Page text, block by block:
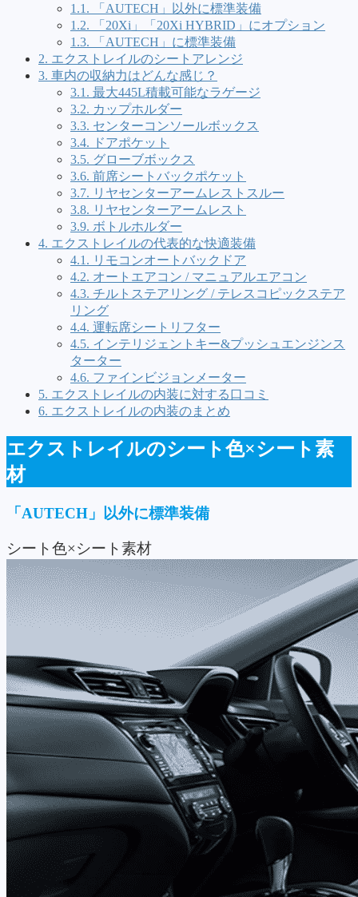
1.1. 「AUTECH」以外に標準装備
1.2. 「20Xi」「20Xi HYBRID」にオプション
1.3. 「AUTECH」に標準装備
2. エクストレイルのシートアレンジ
3. 車内の収納力はどんな感じ？
3.1. 最大445L積載可能なラゲージ
3.2. カップホルダー
3.3. センターコンソールボックス
3.4. ドアポケット
3.5. グローブボックス
3.6. 前席シートバックポケット
3.7. リヤセンターアームレストスルー
3.8. リヤセンターアームレスト
3.9. ボトルホルダー
4. エクストレイルの代表的な快適装備
4.1. リモコンオートバックドア
4.2. オートエアコン / マニュアルエアコン
4.3. チルトステアリング / テレスコピックステア
リング
4.4. 運転席シートリフター
4.5. インテリジェントキー&プッシュエンジンス
ターター
4.6. ファインビジョンメーター
5. エクストレイルの内装に対する口コミ
6. エクストレイルの内装のまとめ
エクストレイルのシート色×シート素
材
「AUTECH」以外に標準装備
シート色×シート素材